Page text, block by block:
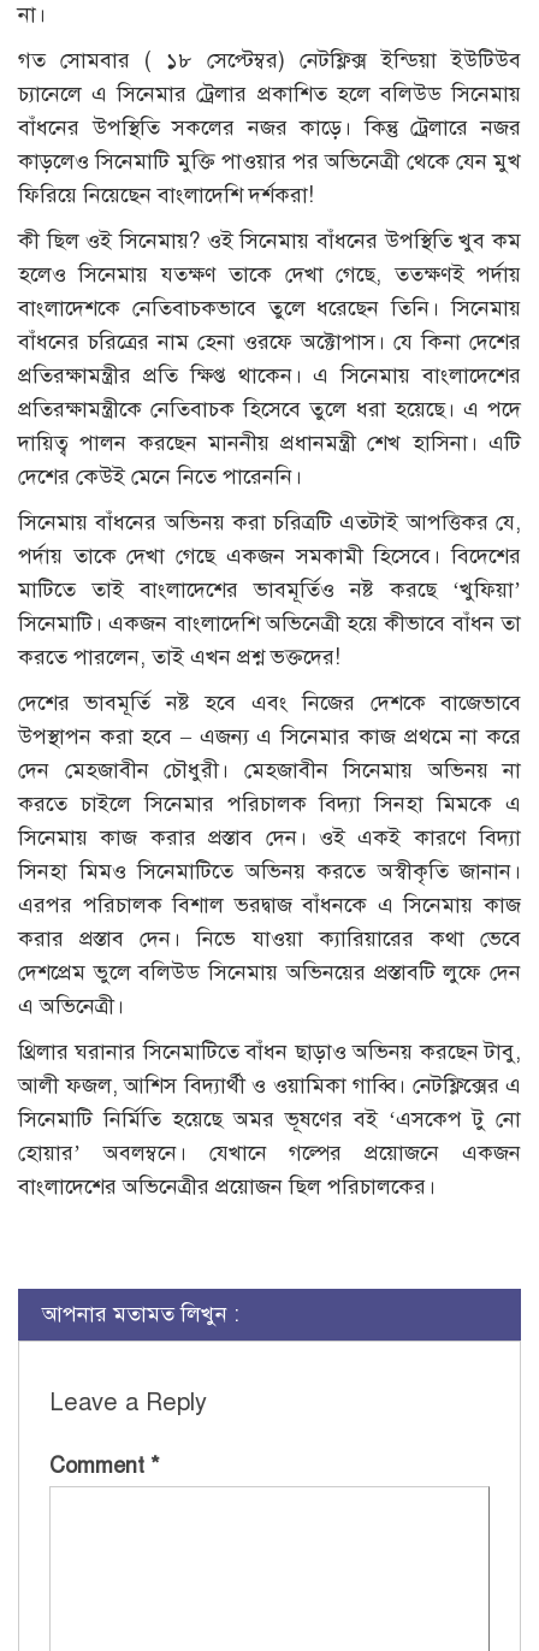
না।
গত সোমবার ( ১৮ সেপ্টেম্বর) নেটফ্লিক্স ইন্ডিয়া ইউটিউব
চ্যানেলে এ সিনেমার ট্রেলার প্রকাশিত হলে বলিউড সিনেমায়
বাঁধনের উপস্থিতি সকলের নজর কাড়ে। কিন্তু ট্রেলারে নজর
কাড়লেও সিনেমাটি মুক্তি পাওয়ার পর অভিনেত্রী থেকে যেন মুখ
ফিরিয়ে নিয়েছেন বাংলাদেশি দর্শকরা!
কী ছিল ওই সিনেমায়? ওই সিনেমায় বাঁধনের উপস্থিতি খুব কম
হলেও সিনেমায় যতক্ষণ তাকে দেখা গেছে, ততক্ষণই পর্দায়
বাংলাদেশকে নেতিবাচকভাবে তুলে ধরেছেন তিনি। সিনেমায়
বাঁধনের চরিত্রের নাম হেনা ওরফে অক্টোপাস। যে কিনা দেশের
প্রতিরক্ষামন্ত্রীর প্রতি ক্ষিপ্ত থাকেন। এ সিনেমায় বাংলাদেশের
প্রতিরক্ষামন্ত্রীকে নেতিবাচক হিসেবে তুলে ধরা হয়েছে। এ পদে
দায়িত্ব পালন করছেন মাননীয় প্রধানমন্ত্রী শেখ হাসিনা। এটি
দেশের কেউই মেনে নিতে পারেননি।
সিনেমায় বাঁধনের অভিনয় করা চরিত্রটি এতটাই আপত্তিকর যে,
পর্দায় তাকে দেখা গেছে একজন সমকামী হিসেবে। বিদেশের
মাটিতে তাই বাংলাদেশের ভাবমূর্তিও নষ্ট করছে ‘খুফিয়া’
সিনেমাটি। একজন বাংলাদেশি অভিনেত্রী হয়ে কীভাবে বাঁধন তা
করতে পারলেন, তাই এখন প্রশ্ন ভক্তদের!
দেশের ভাবমূর্তি নষ্ট হবে এবং নিজের দেশকে বাজেভাবে
উপস্থাপন করা হবে – এজন্য এ সিনেমার কাজ প্রথমে না করে
দেন মেহজাবীন চৌধুরী। মেহজাবীন সিনেমায় অভিনয় না
করতে চাইলে সিনেমার পরিচালক বিদ্যা সিনহা মিমকে এ
সিনেমায় কাজ করার প্রস্তাব দেন। ওই একই কারণে বিদ্যা
সিনহা মিমও সিনেমাটিতে অভিনয় করতে অস্বীকৃতি জানান।
এরপর পরিচালক বিশাল ভরদ্বাজ বাঁধনকে এ সিনেমায় কাজ
করার প্রস্তাব দেন। নিভে যাওয়া ক্যারিয়ারের কথা ভেবে
দেশপ্রেম ভুলে বলিউড সিনেমায় অভিনয়ের প্রস্তাবটি লুফে দেন
এ অভিনেত্রী।
থ্রিলার ঘরানার সিনেমাটিতে বাঁধন ছাড়াও অভিনয় করছেন টাবু,
আলী ফজল, আশিস বিদ্যার্থী ও ওয়ামিকা গাব্বি। নেটফ্লিক্সের এ
সিনেমাটি নির্মিতি হয়েছে অমর ভূষণের বই ‘এসকেপ টু নো
হোয়ার’ অবলম্বনে। যেখানে গল্পের প্রয়োজনে একজন
বাংলাদেশের অভিনেত্রীর প্রয়োজন ছিল পরিচালকের।
আপনার মতামত লিখুন :
Leave a Reply
Comment *